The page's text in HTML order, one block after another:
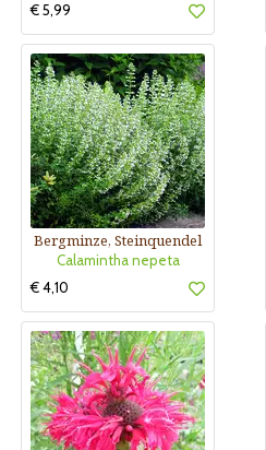
€ 5,99
Bergminze, Steinquendel
Calamintha nepeta
€ 4,10